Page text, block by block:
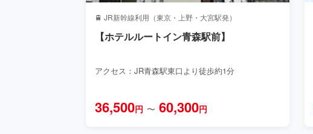
🚆 JR新幹線利用（東京・上野・大宮駅発）
【ホテルルートイン青森駅前】
アクセス：JR青森駅東口より徒歩約1分
36,500円 〜 60,300円